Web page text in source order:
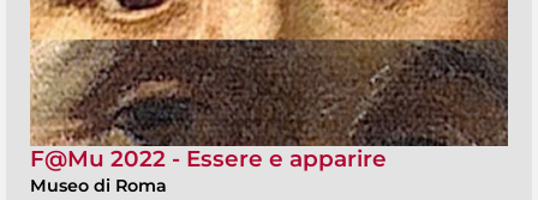
F@Mu 2022 - Essere e apparire
Museo di Roma